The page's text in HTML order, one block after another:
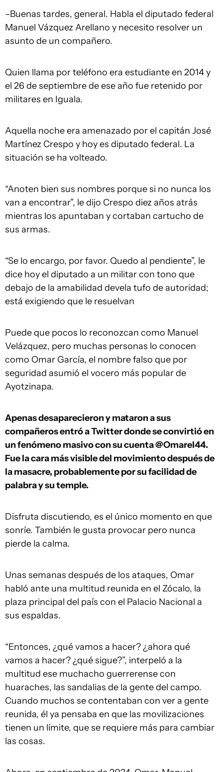
–Buenas tardes, general. Habla el diputado federal
Manuel Vázquez Arellano y necesito resolver un
asunto de un compañero.
Quien llama por teléfono era estudiante en 2014 y
el 26 de septiembre de ese año fue retenido por
militares en Iguala.
Aquella noche era amenazado por el capitán José
Martínez Crespo y hoy es diputado federal. La
situación se ha volteado.
“Anoten bien sus nombres porque si no nunca los
van a encontrar”, le dijo Crespo diez años atrás
mientras los apuntaban y cortaban cartucho de
sus armas.
“Se lo encargo, por favor. Quedo al pendiente”, le
dice hoy el diputado a un militar con tono que
debajo de la amabilidad devela tufo de autoridad;
está exigiendo que le resuelvan
Puede que pocos lo reconozcan como Manuel
Velázquez, pero muchas personas lo conocen
como Omar García, el nombre falso que por
seguridad asumió el vocero más popular de
Ayotzinapa.
Apenas desaparecieron y mataron a sus
compañeros entró a Twitter donde se convirtió en
un fenómeno masivo con su cuenta @Omarel44.
Fue la cara más visible del movimiento después de
la masacre, probablemente por su facilidad de
palabra y su temple.
Disfruta discutiendo, es el único momento en que
sonríe. También le gusta provocar pero nunca
pierde la calma.
Unas semanas después de los ataques, Omar
habló ante una multitud reunida en el Zócalo, la
plaza principal del país con el Palacio Nacional a
sus espaldas.
“Entonces, ¿qué vamos a hacer? ¿ahora qué
vamos a hacer? ¿qué sigue?”, interpeló a la
multitud ese muchacho guerrerense con
huaraches, las sandalias de la gente del campo.
Cuando muchos se contentaban con ver a gente
reunida, él ya pensaba en que las movilizaciones
tienen un límite, que se requiere más para cambiar
las cosas.